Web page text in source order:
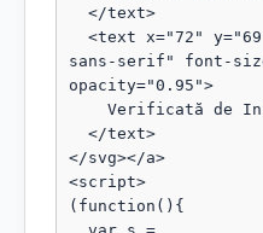
sans-serif" font-
opacity="0.95">
</svg></a>
<script>
(function(){